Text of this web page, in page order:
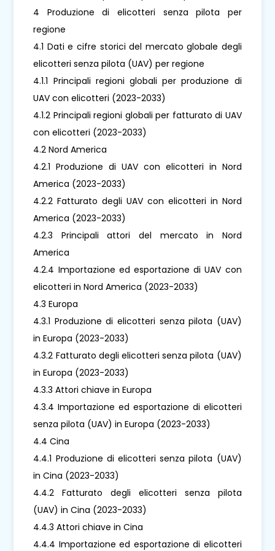
4 Produzione di elicotteri senza pilota per
regione
4.1 Dati e cifre storici del mercato globale degli
elicotteri senza pilota (UAV) per regione
4.1.1 Principali regioni globali per produzione di
UAV con elicotteri (2023-2033)
4.1.2 Principali regioni globali per fatturato di UAV
con elicotteri (2023-2033)
4.2 Nord America
4.2.1 Produzione di UAV con elicotteri in Nord
America (2023-2033)
4.2.2 Fatturato degli UAV con elicotteri in Nord
America (2023-2033)
4.2.3 Principali attori del mercato in Nord
America
4.2.4 Importazione ed esportazione di UAV con
elicotteri in Nord America (2023-2033)
4.3 Europa
4.3.1 Produzione di elicotteri senza pilota (UAV)
in Europa (2023-2033)
4.3.2 Fatturato degli elicotteri senza pilota (UAV)
in Europa (2023-2033)
4.3.3 Attori chiave in Europa
4.3.4 Importazione ed esportazione di elicotteri
senza pilota (UAV) in Europa (2023-2033)
4.4 Cina
4.4.1 Produzione di elicotteri senza pilota (UAV)
in Cina (2023-2033)
4.4.2 Fatturato degli elicotteri senza pilota
(UAV) in Cina (2023-2033)
4.4.3 Attori chiave in Cina
4.4.4 Importazione ed esportazione di elicotteri